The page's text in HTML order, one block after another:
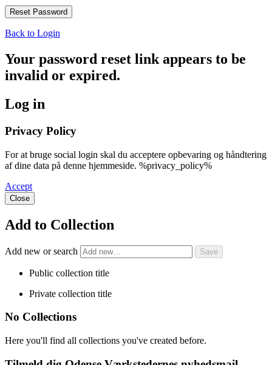
Back to Login
Your password reset link appears to be
invalid or expired.
Log in
Privacy Policy
For at bruge social login skal du acceptere opbevaring og håndtering
af dine data på denne hjemmeside. %privacy_policy%
Accept
Close
Add to Collection
Add new or search
Public collection title
Private collection title
No Collections
Here you'll find all collections you've created before.